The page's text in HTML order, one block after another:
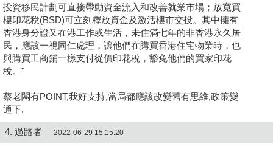
投資移民計劃可直接帶動資金流入和改善就業市場；放寬買
樓印花稅(BSD)可立刻釋放資金及激活樓市交投。其中擁有
香港身分證又在港工作或生活，未住滿七年的非香港永久居
民，應該一視同仁處理，讓他們在購買香港住宅物業時，也
與購買工商舖一樣支付從價印花稅，豁免他們的買家印花
稅。"
蔡老闆有POINT,我好支持,當局都應該改變舊有思維,政策變
通下.
4. 過路者 2022-06-29 15:15:20